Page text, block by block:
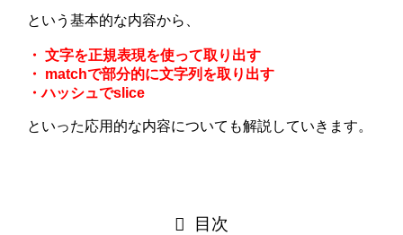
という基本的な内容から、
・ 文字を正規表現を使って取り出す
・ matchで部分的に文字列を取り出す
・ハッシュでslice
といった応用的な内容についても解説していきます。
目次